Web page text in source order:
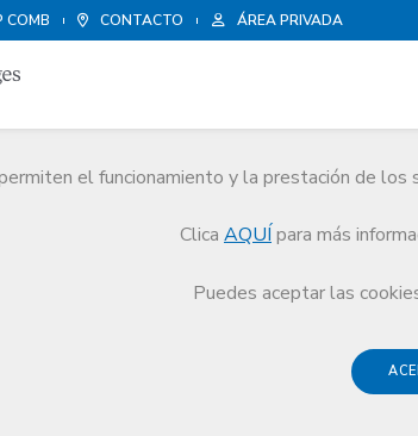
COMB CONTACTO ÁREA PRIVADA
el funcionamiento y la prestación de los
Clica AQUÍ para más
Puedes aceptar las